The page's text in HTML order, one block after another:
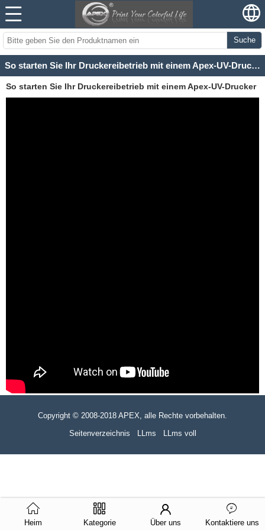
Suche
So starten Sie Ihr Druckereibetrieb mit einem Apex-UV-Drucker
So starten Sie Ihr Druckereibetrieb mit einem Apex-UV-Drucker
Copyright © 2008-2018 APEX, alle Rechte vorbehalten.
Seitenverzeichnis
LLms LLms voll
Heim Kategorie Über uns Kontaktiere uns